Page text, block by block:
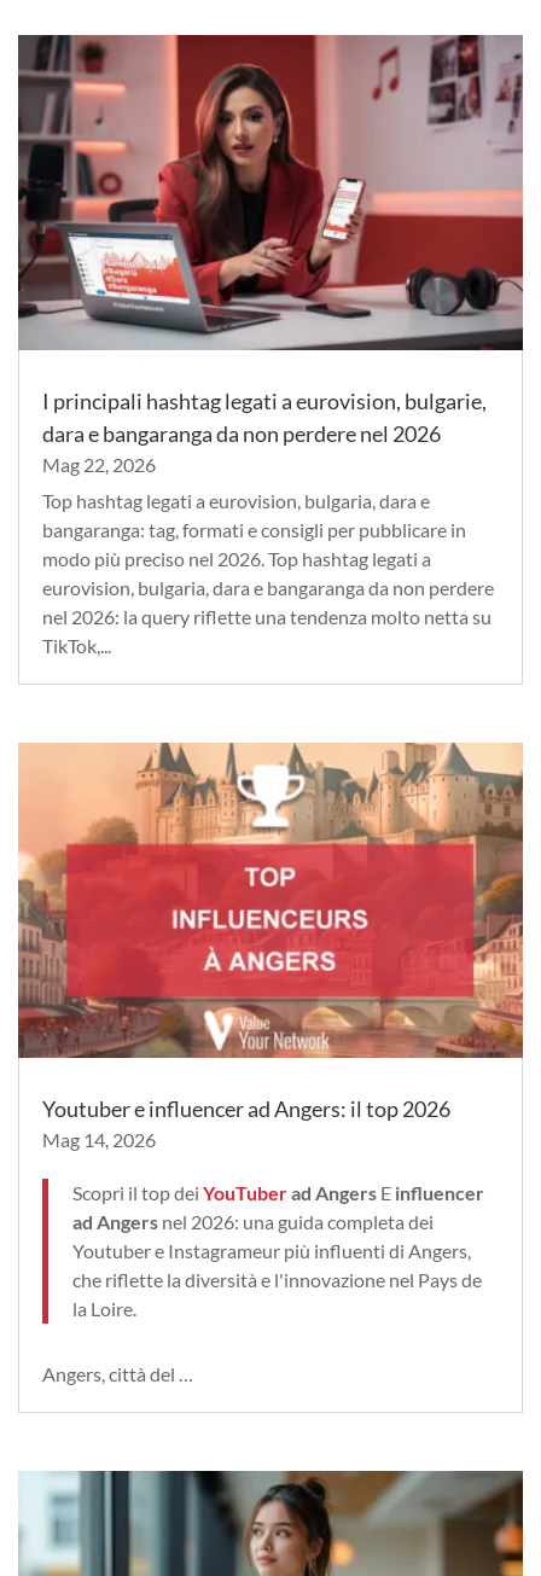
I principali hashtag legati a eurovision, bulgarie,
dara e bangaranga da non perdere nel 2026
Mag 22, 2026
Top hashtag legati a eurovision, bulgaria, dara e
bangaranga: tag, formati e consigli per pubblicare in
modo più preciso nel 2026. Top hashtag legati a
eurovision, bulgaria, dara e bangaranga da non perdere
nel 2026: la query riflette una tendenza molto netta su
TikTok,...
Youtuber e influencer ad Angers: il top 2026
Mag 14, 2026
Scopri il top dei YouTuberad Angers E influencer
ad Angers nel 2026: una guida completa dei
Youtuber e Instagrameur più influenti di Angers,
che riflette la diversità e l'innovazione nel Pays de
la Loire.
Angers, città del …